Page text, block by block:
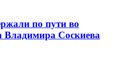
по пути во
Владимира Соскиева